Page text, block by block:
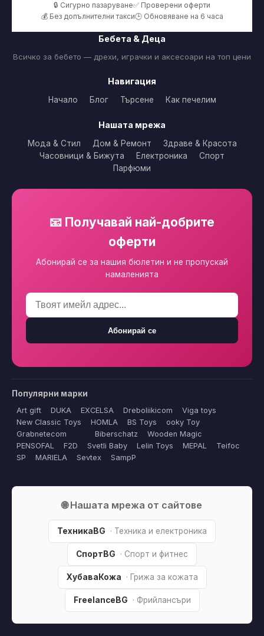
🔒 Сигурно пазаруване✅ Проверени оферти
💰 Без допълнителни такси🕒 Обновяване на 6 часа
Бебета & Деца
Всичко за бебето — дрехи, играчки и аксесоари на топ цени
Навигация
Начало Блог Търсене Как печелим
Нашата мрежа
Мода & Стил Дом & Ремонт
Здраве & Красота
Часовници & Бижута
Електроника
Спорт
Парфюми
📧 Получавай най-добрите
оферти
Абонирай се за нашия бюлетин и не пропускай
намаленията
Абонирай се
Популярни марки
Art gift DUKA EXCELSA Dreboliikicom
Viga toys
New Classic Toys
HOMLA BS Toys
ooky Toy
Grabnetecom
Biberschatz
Wooden Magic
PENSOFAL
F2D Svetli Baby Lelin Toys MEPAL
Teifoc
SP
MARIELA Sevtex SampP
🌐 Нашата мрежа от сайтове
ТехникаBG · Техника и електроника
СпортBG · Спорт и фитнес
ХубаваКожа · Грижа за кожата
FreelanceBG · Фрийлансъри